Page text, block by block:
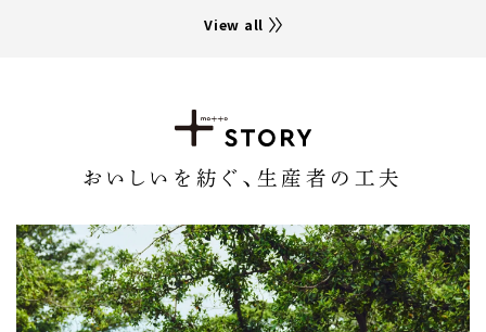
View all
おいしいを紡ぐ、生産者の工夫